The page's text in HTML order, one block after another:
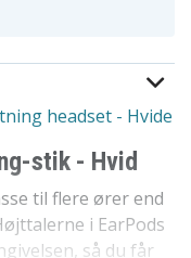
headset - Hvide
stik - Hvid
til flere ører end
i EarPods
så du får